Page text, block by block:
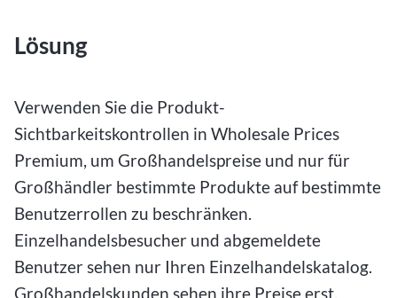
Lösung
Verwenden Sie die Produkt-
Sichtbarkeitskontrollen in Wholesale Prices
Premium, um Großhandelspreise und nur für
Großhändler bestimmte Produkte auf bestimmte
Benutzerrollen zu beschränken.
Einzelhandelsbesucher und abgemeldete
Benutzer sehen nur Ihren Einzelhandelskatalog.
Großhandelskunden sehen ihre Preise erst,